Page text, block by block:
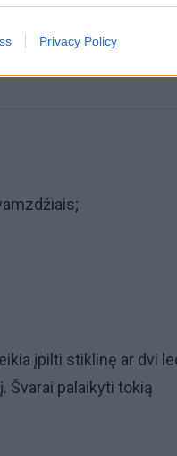
Privacy Policy
gąsdina labiau nei
įpilti stiklinę ar dvi
Švarai palaikyti tokią